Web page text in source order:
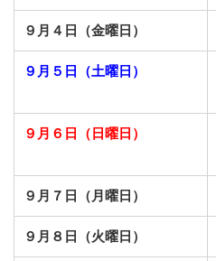
９月４日（金曜日）
９月５日（土曜日）
９月６日（日曜日）
９月７日（月曜日）
９月８日（火曜日）